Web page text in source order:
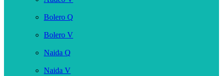
Bolero Q
Bolero V
Naida Q
Naida V